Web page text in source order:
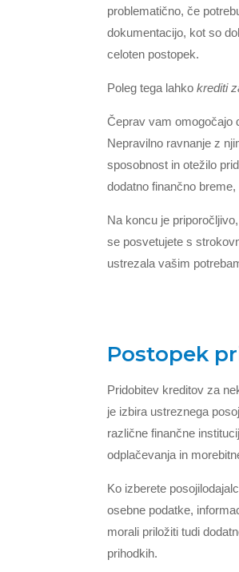
problematično, če
dokumentacijo, kot so
celoten postopek.
Poleg tega lahkokrediti
Čeprav vam omogočajo
Nepravilno ravnanje z
sposobnost in otežilo
dodatno finančno
Na koncu je
se posvetujete s
ustrezala vašim
Postopek
Pridobitev kreditov za
je izbira ustreznega
različne finančne
odplačevanja in
Ko izberete
osebne podatke,
morali priložiti tudi
prihodkih.